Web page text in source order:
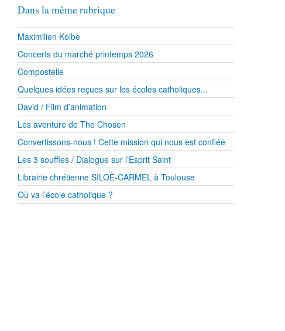
Dans la même rubrique
Maximilien Kolbe
Concerts du marché printemps 2026
Compostelle
Quelques idées reçues sur les écoles catholiques...
David / Film d’animation
Les aventure de The Chosen
Convertissons-nous ! Cette mission qui nous est confiée
Les 3 souffles / Dialogue sur l’Esprit Saint
Librairie chrétienne SILOË-CARMEL à Toulouse
Où va l’école catholique ?